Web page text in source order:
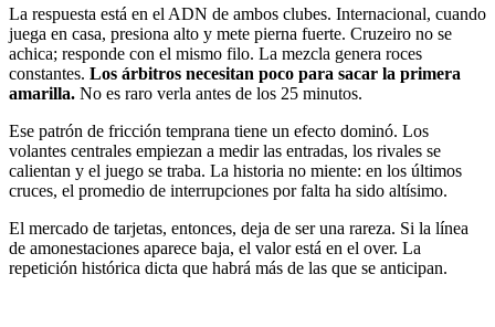
La respuesta está en el ADN de ambos clubes. Internacional, cuando
juega en casa, presiona alto y mete pierna fuerte. Cruzeiro no se
achica; responde con el mismo filo. La mezcla genera roces
constantes. Los árbitros necesitan poco para sacar la primera
amarilla. No es raro verla antes de los 25 minutos.
Ese patrón de fricción temprana tiene un efecto dominó. Los
volantes centrales empiezan a medir las entradas, los rivales se
calientan y el juego se traba. La historia no miente: en los últimos
cruces, el promedio de interrupciones por falta ha sido altísimo.
El mercado de tarjetas, entonces, deja de ser una rareza. Si la línea
de amonestaciones aparece baja, el valor está en el over. La
repetición histórica dicta que habrá más de las que se anticipan.